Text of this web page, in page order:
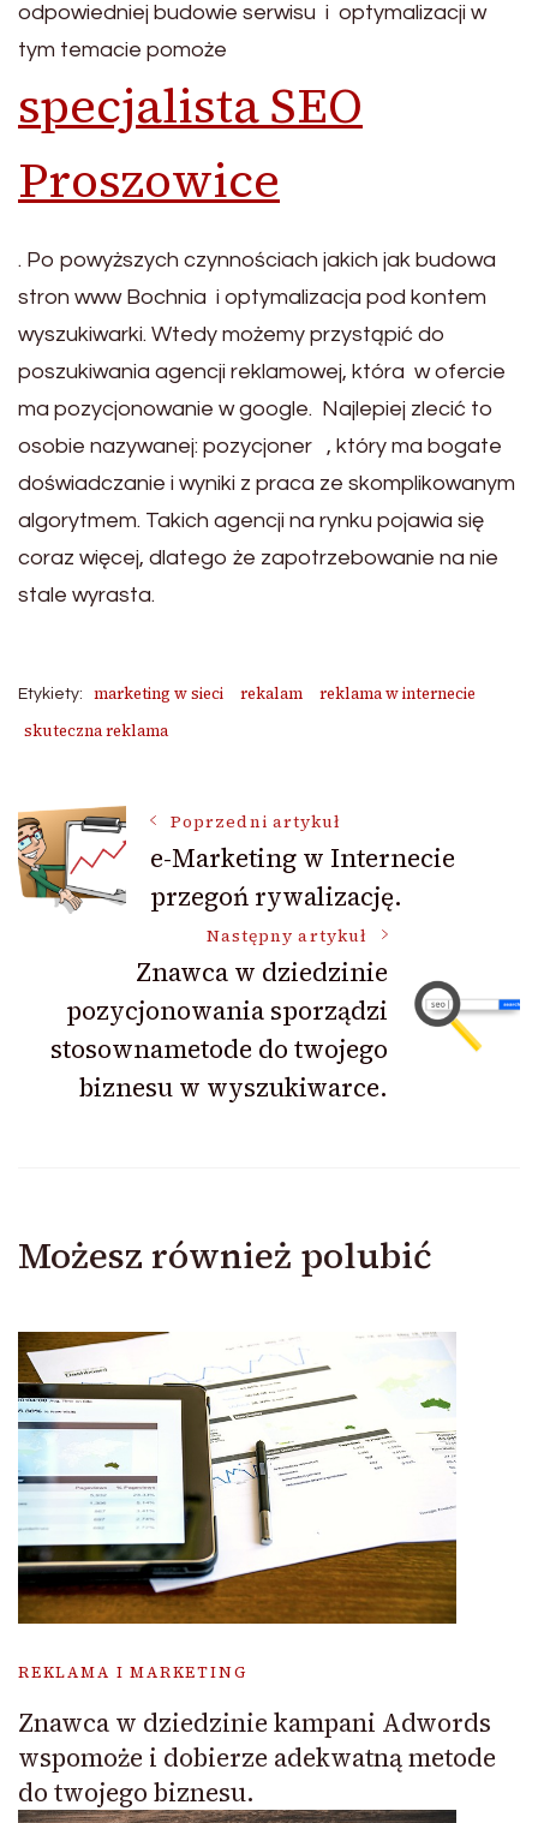
odpowiedniej budowie serwisu i optymalizacji w
tym temacie pomoże
specjalista SEO
Proszowice
. Po powyższych czynnościach jakich jak budowa
stron www Bochnia i optymalizacja pod kontem
wyszukiwarki. Wtedy możemy przystąpić do
poszukiwania agencji reklamowej, która w ofercie
ma pozycjonowanie w google. Najlepiej zlecić to
osobie nazywanej: pozycjoner , który ma bogate
doświadczanie i wyniki z praca ze skomplikowanym
algorytmem. Takich agencji na rynku pojawia się
coraz więcej, dlatego że zapotrzebowanie na nie
stale wyrasta.
Etykiety: marketing w sieci rekalam
reklama w internecie
skuteczna reklama
Nawigacja
wpisu
Poprzedni artykuł
e-Marketing w Internecie
przegoń rywalizację.
Następny artykuł
Znawca w dziedzinie
pozycjonowania sporządzi
stosownametode do twojego
biznesu w wyszukiwarce.
Możesz również polubić
REKLAMA I MARKETING
Znawca w dziedzinie kampani Adwords
wspomoże i dobierze adekwatną metode
do twojego biznesu.